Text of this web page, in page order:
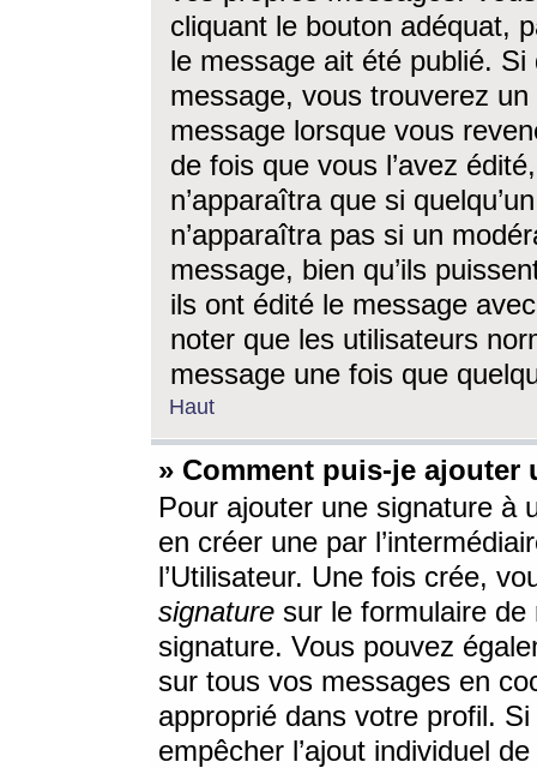
cliquant le bouton adéquat,
le message ait été publié. Si
message, vous trouverez
message lorsque vous
de fois que vous l’avez
n’apparaîtra que si
n’apparaîtra pas si un
message, bien qu’ils
ils ont édité le message
noter que les utilisateurs
message une fois que
Haut
» Comment puis-je ajouter
Pour ajouter une signature à
en créer une par
l’Utilisateur. Une fois crée,
signature sur le formulaire de
signature. Vous pouvez
sur tous vos messages en
approprié dans votre profil.
empêcher l’ajout individuel